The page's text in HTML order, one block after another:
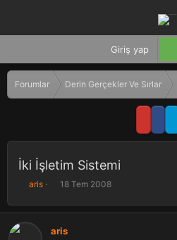
Giriş yap
Forumlar Derin Gerçekler Ve Sırlar
İki İşletim Sistemi
K
n
b
aris
B
ş
a
18 Tem 2008
aris